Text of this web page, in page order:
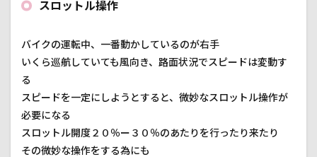
スロットル操作
バイクの運転中、一番動かしているのが右手
いくら巡航していても風向き、路面状況でスピードは変動す
る
スピードを一定にしようとすると、微妙なスロットル操作が
必要になる
スロットル開度２０％ー３０％のあたりを行ったり来たり
その微妙な操作をする為にも